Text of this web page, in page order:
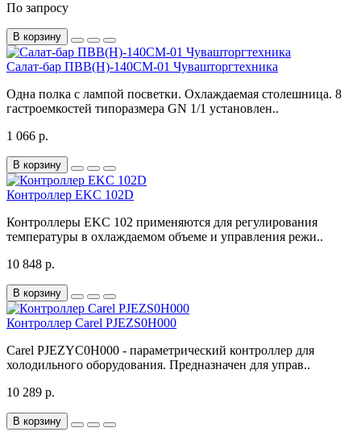
По запросу
В корзину
Салат-бар ПВВ(Н)-140СМ-01 Чувашторгтехника
Одна полка с лампой посветки. Охлаждаемая столешница. 8
гастроемкостей типоразмера GN 1/1 установлен..
1 066 р.
В корзину
Контроллер EKC 102D
Контроллеры EKC 102 применяются для регулирования
температуры в охлаждаемом объеме и управления режи..
10 848 р.
В корзину
Контроллер Carel PJEZS0H000
Carel PJEZYC0H000 - параметрический контроллер для
холодильного оборудования. Предназначен для управ..
10 289 р.
В корзину